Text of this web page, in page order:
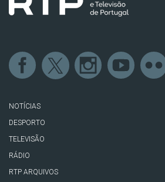
NOTÍCIAS
DESPORTO
TELEVISÃO
RÁDIO
RTP ARQUIVOS